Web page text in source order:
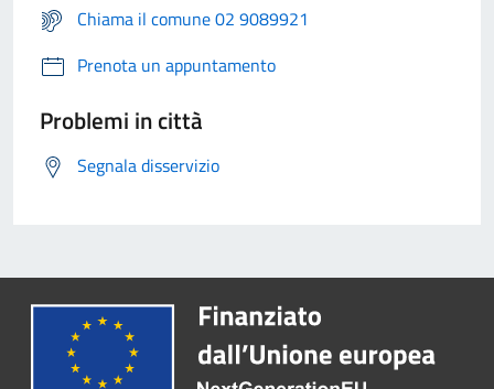
Chiama il comune 02 9089921
Prenota un appuntamento
Problemi in città
Segnala disservizio